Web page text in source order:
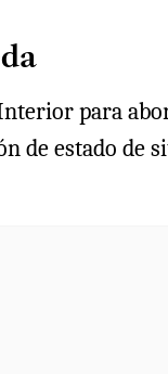
para
de estado de